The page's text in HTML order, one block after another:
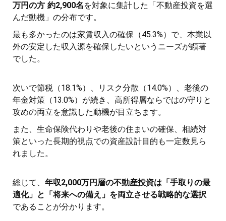
万円の方 約2,900名 を対象に集計した「不動産投資を選
んだ動機」の分布です。
最も多かったのは家賃収入の確保（45.3%）で、本業以
外の安定した収入源を確保したいというニーズが顕著
でした。
次いで節税（18.1%）、リスク分散（14.0%）、老後の
年金対策（13.0%）が続き、高所得層ならではの守りと
攻めの両立を意識した動機が目立ちます。
また、生命保険代わりや老後の住まいの確保、相続対
策といった長期的視点での資産設計目的も一定数見ら
れました。
総じて、 年収2,000万円層の不動産投資は「手取りの最
適化」と「将来への備え」を両立させる戦略的な選択
であることが分かります。